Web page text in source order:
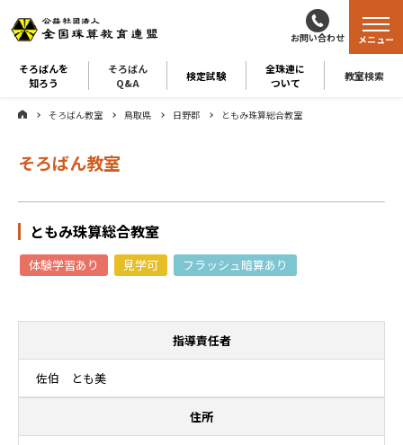
お問い合わせ
そろばんを
知ろう
そろばん
Q&A
検定試験
全珠連に
ついて
教室検索
メニュー
そろばん教室 鳥取県 日野郡 ともみ珠算総合教室
そろばん教室
ともみ珠算総合教室
体験学習あり 見学可 フラッシュ暗算あり
指導責任者
佐伯 とも美
住所